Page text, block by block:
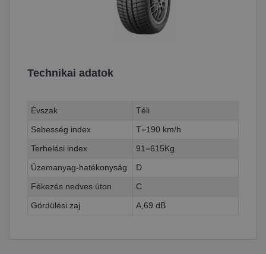
Technikai adatok
Évszak
Téli
Sebesség index
T=190 km/h
Terhelési index
91=615Kg
Üzemanyag-hatékonyság
D
Fékezés nedves úton
C
Gördülési zaj
A,69 dB